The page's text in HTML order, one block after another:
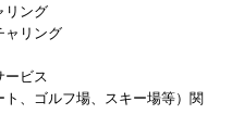
リング
ャリング
ービス
、ゴルフ場、スキー場等）関